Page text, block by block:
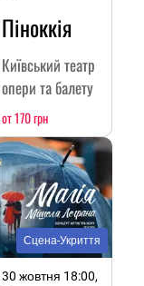
Піноккія
Київський театр
опери та балету
от 170 грн
Сцена-Укриття
30 жовтня 18:00,